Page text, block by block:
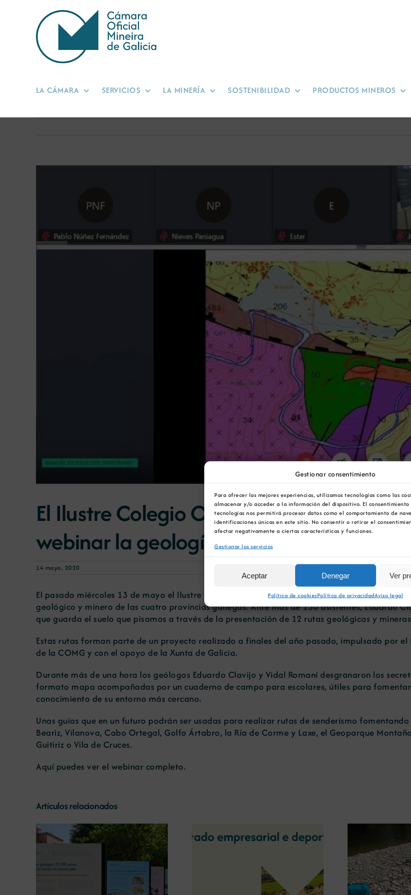
Gestionar consentimiento
Para ofrecer las mejores experiencias, utilizamos tecnologías como las
almacenar y/o acceder a la información del dispositivo. El consentimiento
tecnologías nos permitirá procesar datos como el comportamiento de
identificaciones únicas en este sitio. No consentir o retirar el
afectar negativamente a ciertas características y funciones.
Gestionar los servicios
Aceptar Denegar Ver
Política de cookiesPolítica de privacidadAviso legal
contenido
LA CÁMARA SERVICIOS LA MINERÍA SOSTENIBILIDAD PRODUCTOS MINEROS
El Ilustre Colegio Oficial de Geólogos
webinar la geología y el pasado minero
14 mayo, 2020
El pasado miércoles 13 de mayo el Ilustre Colegio Oficial de Geólogos organizó un webinar
geológico y minero de las cuatro provincias gallegas. Ante más de 130 asistentes, Eduardo
que guarda el suelo que pisamos a través de la presentación de 12 rutas geológicas y
Estas rutas forman parte de un proyecto realizado a finales del año pasado, impulsado por
de la COMG y con el apoyo de la Xunta de Galicia.
Durante más de una hora los geólogos Eduardo Clavijo y Vidal Romaní desgranaron los
formato mapa acompañadas por un cuaderno de campo para escolares, útiles para
conocimiento de su entorno más cercano.
Unas guías que en un futuro podrán ser usadas para realizar rutas de senderismo
Beariz, Vilanova, Cabo Ortegal, Golfo Ártabro, la Ría de Corme y Laxe, el Geoparque
Guitiriz o Vila de Cruces.
Aquí puedes ver el webinar completo.
Artículos relacionados
La COMG reúne a dos
líderes empresarias con
motivo de su Centenario
presentan las últimas
innovaciones en
La